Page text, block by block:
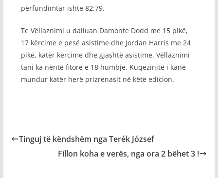
përfundimtar ishte 82:79.
Te Vëllaznimi u dalluan Damonte Dodd me 15 pikë,
17 kërcime e pesë asistime dhe Jordan Harris me 24
pikë, katër kërcime dhe gjashtë asistime. Vëllaznimi
tani ka nëntë fitore e 18 humbje. Kuqezinjtë i kanë
mundur katër herë prizrenasit në këtë edicion.
Tinguj të këndshëm nga Terék József
Fillon koha e verës, nga ora 2 bëhet 3 !